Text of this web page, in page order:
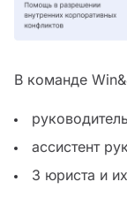
В команде
ассистент
3 юриста и